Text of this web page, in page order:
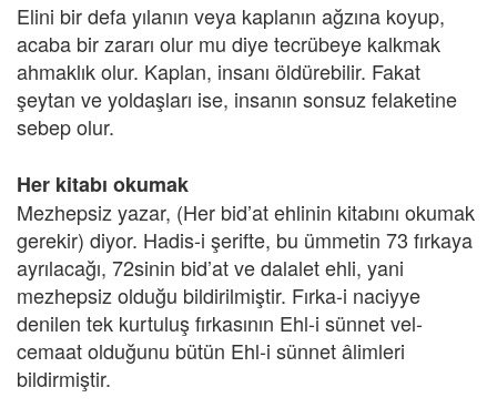
Elini bir defa yılanın veya kaplanın ağzına koyup,
acaba bir zararı olur mu diye tecrübeye kalkmak
ahmaklık olur. Kaplan, insanı öldürebilir. Fakat
şeytan ve yoldaşları ise, insanın sonsuz felaketine
sebep olur.
Her kitabı okumak
Mezhepsiz yazar, (Her bid’at ehlinin kitabını okumak
gerekir) diyor. Hadis-i şerifte, bu ümmetin 73 fırkaya
ayrılacağı, 72sinin bid’at ve dalalet ehli, yani
mezhepsiz olduğu bildirilmiştir. Fırka-i naciyye
denilen tek kurtuluş fırkasının Ehl-i sünnet vel-
cemaat olduğunu bütün Ehl-i sünnet âlimleri
bildirmiştir.